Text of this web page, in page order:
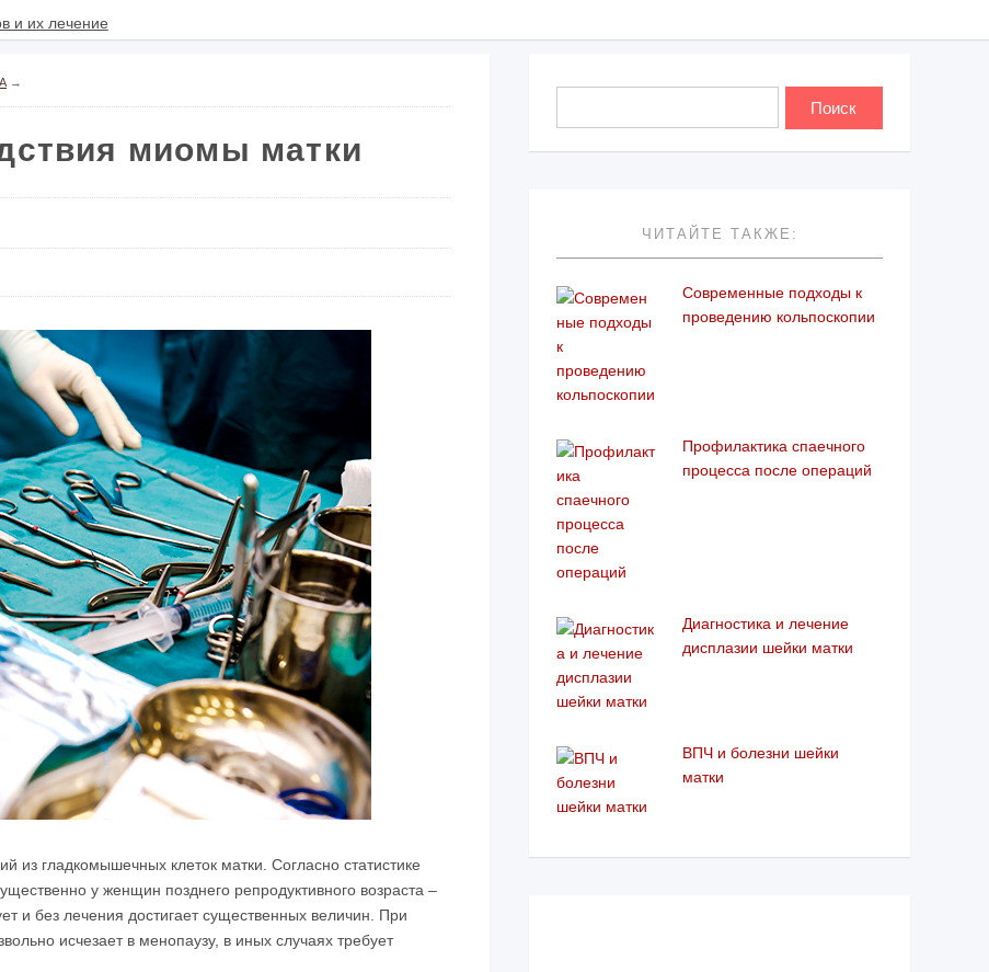
→
миомы матки
из гладкомышечных клеток матки. Согласно статистике
у женщин позднего репродуктивного возраста –
и без лечения достигает существенных величин. При
исчезает в менопаузу, в иных случаях требует
ЧИТАЙТЕ ТАКЖЕ:
Современные подходы к
проведению кольпоскопии
Профилактика спаечного
процесса после операций
Диагностика и лечение
дисплазии шейки матки
ВПЧ и болезни шейки
матки